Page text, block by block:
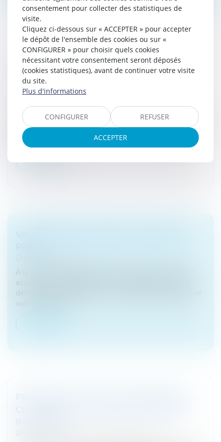
TVA RÉDUITE POUR LES PUBLICATIONS
ÉLECTRONIQUES : LA DIRECTIVE
EUROPÉENNE PUBLIÉE
Droit fiscal/Fiscalité des particuliers
Alors que la France applique déjà des taux identiques
quel que soit le format, papier ou numérique, des livres
et de la presse, l'Union européenne vient de publier la
directive...
Lire la suite
VALIDATION LÉGISLATIVE ET OFFRE DE
PRÊT
À la suite de la défaillance d’un emprunteur qui avait
accepté une offre de prêt immobilier, la banque lui
délivre, le 2 février 1999, un commandement de payer
valant saisie imm...
PROROGATION DU DÉLAI D’EXAMEN DE
CLÔTURE DE LA LIQUIDATION : RECOURS
IMPOSSIBLE
consentement pour collecter des statistiques de
visite.
Cliquez ci-dessous sur « ACCEPTER » pour accepter
le dépôt de l'ensemble des cookies ou sur «
CONFIGURER » pour choisir quels cookies
nécessitant votre consentement seront déposés
(cookies statistiques), avant de continuer votre visite
du site.
Plus d'informations
CONFIGURER REFUSER
ACCEPTER